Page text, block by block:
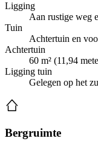
Ligging
Aan rustige weg
Tuin
Achtertuin en
Achtertuin
60 m² (11,94
Ligging tuin
Gelegen op het
Bergruimte